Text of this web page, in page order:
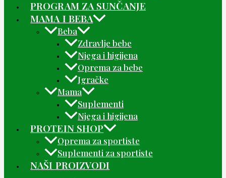
PROGRAM ZA SUNČANJE
MAMA I BEBA
Beba
Zdravlje bebe
Njega i higijena
Oprema za bebe
Igračke
Mama
Suplementi
Njega i higijena
PROTEIN SHOP
Oprema za sportiste
Suplementi za sportiste
NAŠI PROIZVODI